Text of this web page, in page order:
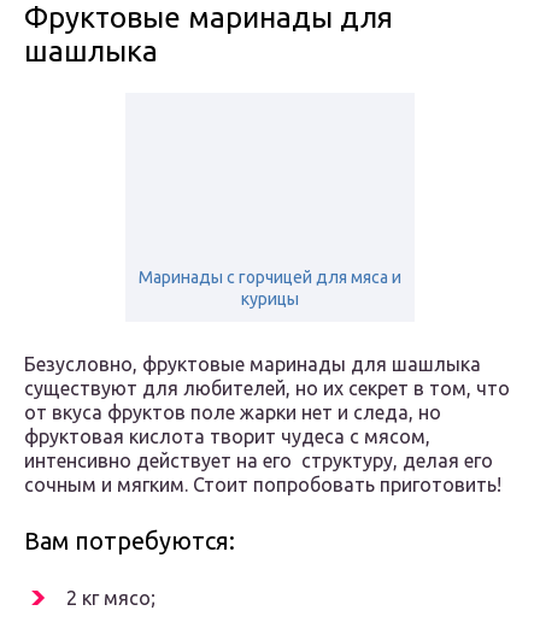
Фруктовые маринады для
шашлыка
Маринады с горчицей для мяса и
курицы
Безусловно, фруктовые маринады для шашлыка
существуют для любителей, но их секрет в том, что
от вкуса фруктов поле жарки нет и следа, но
фруктовая кислота творит чудеса с мясом,
интенсивно действует на его структуру, делая его
сочным и мягким. Стоит попробовать приготовить!
Вам потребуются:
2 кг мясо;